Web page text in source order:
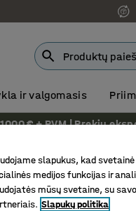
ir valgomasis
€ + PVM | Prekių
lapų laikikliais
slapukus, kad
medijos funkcijas ir
mūsų svetaine, su
Slapukų politika